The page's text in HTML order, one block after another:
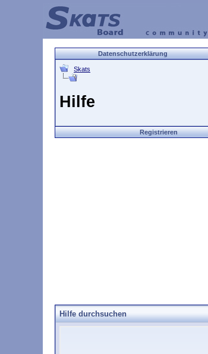
Datenschutzerklärung
Skats
Hilfe
Registrieren
Hilfe durchsuchen